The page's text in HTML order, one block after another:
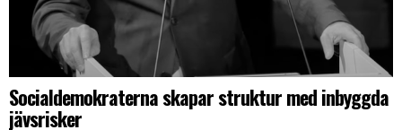
Socialdemokraterna skapar struktur med inbyggda
jävsrisker